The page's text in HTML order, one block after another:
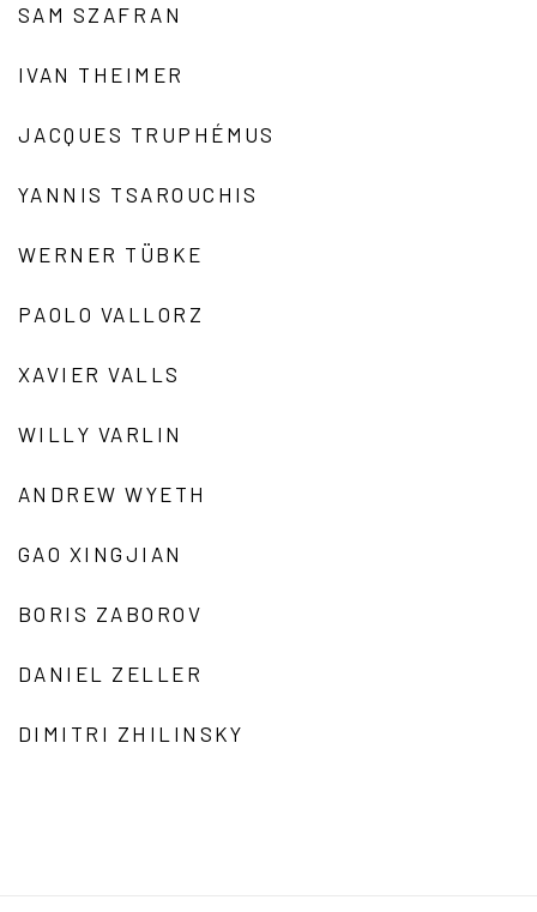
SAM SZAFRAN
IVAN THEIMER
JACQUES TRUPHÉMUS
YANNIS TSAROUCHIS
WERNER TÜBKE
PAOLO VALLORZ
XAVIER VALLS
WILLY VARLIN
ANDREW WYETH
GAO XINGJIAN
BORIS ZABOROV
DANIEL ZELLER
DIMITRI ZHILINSKY